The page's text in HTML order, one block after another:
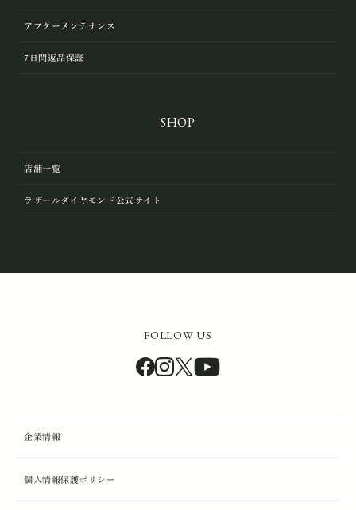
アフターメンテナンス
7日間返品保証
SHOP
店舗一覧
ラザールダイヤモンド公式サイト
FOLLOW US
企業情報
個人情報保護ポリシー